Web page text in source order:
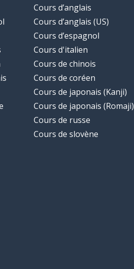
Cours d’anglais
Cours d’anglais (US)
Cours d’espagnol
Cours d'italien
Cours de chinois
Cours de coréen
Cours de japonais (Kanji)
Cours de japonais (Romaji)
Cours de russe
Cours de slovène